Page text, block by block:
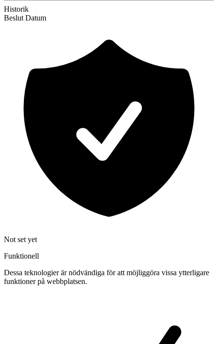
Historik
Beslut Datum
Not set yet
Funktionell
Dessa teknologier är nödvändiga för att möjliggöra vissa ytterligare
funktioner på webbplatsen.